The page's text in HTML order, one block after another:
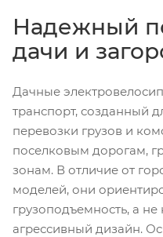
Надежный
дачи и
Дачные
транспорт, созданный
перевозки грузов и
поселковым дорогам,
зонам. В отличие от
моделей, они
грузоподъемность, а не
агрессивный дизайн.